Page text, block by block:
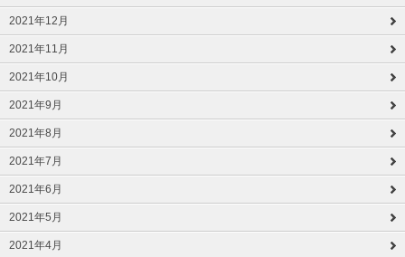
2021年12月
2021年11月
2021年10月
2021年9月
2021年8月
2021年7月
2021年6月
2021年5月
2021年4月